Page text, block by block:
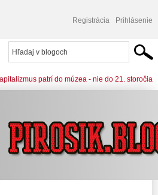
Registrácia Prihlásenie
patrí do múzea - nie do 21. storočia